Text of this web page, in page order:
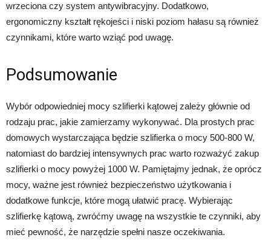
wrzeciona czy system antywibracyjny. Dodatkowo,
ergonomiczny kształt rękojeści i niski poziom hałasu są również
czynnikami, które warto wziąć pod uwagę.
Podsumowanie
Wybór odpowiedniej mocy szlifierki kątowej zależy głównie od
rodzaju prac, jakie zamierzamy wykonywać. Dla prostych prac
domowych wystarczająca będzie szlifierka o mocy 500-800 W,
natomiast do bardziej intensywnych prac warto rozważyć zakup
szlifierki o mocy powyżej 1000 W. Pamiętajmy jednak, że oprócz
mocy, ważne jest również bezpieczeństwo użytkowania i
dodatkowe funkcje, które mogą ułatwić pracę. Wybierając
szlifierkę kątową, zwróćmy uwagę na wszystkie te czynniki, aby
mieć pewność, że narzędzie spełni nasze oczekiwania.